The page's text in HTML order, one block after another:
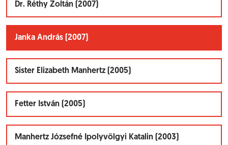
Dr. Réthy Zoltán (2007)
Janka András (2007)
Sister Elizabeth Manhertz (2005)
Fetter István (2005)
Manhertz Józsefné Ipolyvölgyi Katalin (2003)